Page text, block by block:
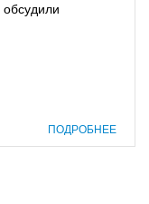
обсудили
ПОДРОБНЕЕ